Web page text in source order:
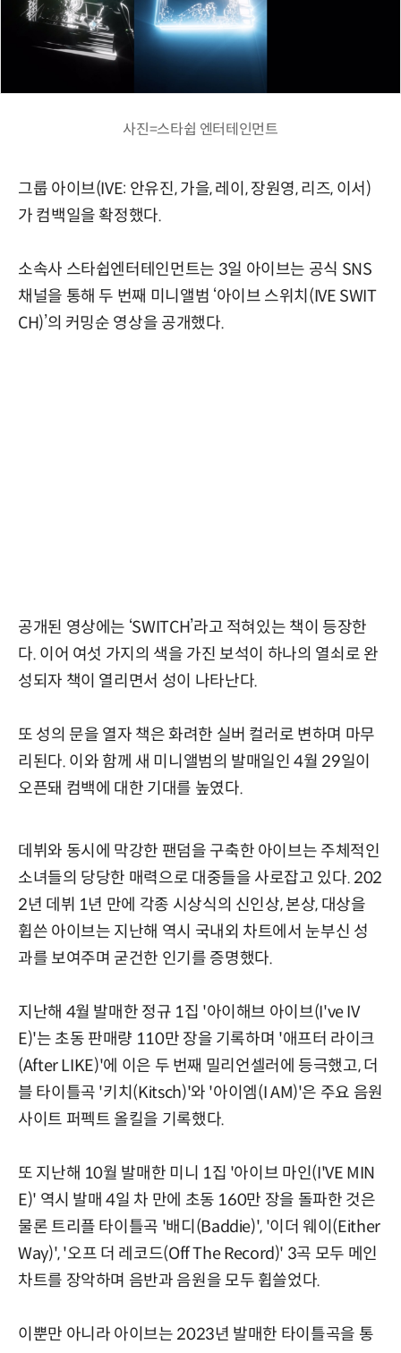
사진=스타쉽 엔터테인먼트
그룹 아이브(IVE: 안유진, 가을, 레이, 장원영, 리즈, 이서)
가 컴백일을 확정했다.
소속사 스타쉽엔터테인먼트는 3일 아이브는 공식 SNS
채널을 통해 두 번째 미니앨범 ‘아이브 스위치(IVE SWIT
CH)’의 커밍순 영상을 공개했다.
공개된 영상에는 ‘SWITCH’라고 적혀있는 책이 등장한
다. 이어 여섯 가지의 색을 가진 보석이 하나의 열쇠로 완
성되자 책이 열리면서 성이 나타난다.
또 성의 문을 열자 책은 화려한 실버 컬러로 변하며 마무
리된다. 이와 함께 새 미니앨범의 발매일인 4월 29일이
오픈돼 컴백에 대한 기대를 높였다.
데뷔와 동시에 막강한 팬덤을 구축한 아이브는 주체적인
소녀들의 당당한 매력으로 대중들을 사로잡고 있다. 202
2년 데뷔 1년 만에 각종 시상식의 신인상, 본상, 대상을
휩쓴 아이브는 지난해 역시 국내외 차트에서 눈부신 성
과를 보여주며 굳건한 인기를 증명했다.
지난해 4월 발매한 정규 1집 '아이해브 아이브(I've IV
E)'는 초동 판매량 110만 장을 기록하며 '애프터 라이크
(After LIKE)'에 이은 두 번째 밀리언셀러에 등극했고, 더
블 타이틀곡 '키치(Kitsch)'와 '아이엠(I AM)'은 주요 음원
사이트 퍼펙트 올킬을 기록했다.
또 지난해 10월 발매한 미니 1집 '아이브 마인(I'VE MIN
E)' 역시 발매 4일 차 만에 초동 160만 장을 돌파한 것은
물론 트리플 타이틀곡 '배디(Baddie)', '이더 웨이(Either
Way)', '오프 더 레코드(Off The Record)' 3곡 모두 메인
차트를 장악하며 음반과 음원을 모두 휩쓸었다.
이뿐만 아니라 아이브는 2023년 발매한 타이틀곡을 통